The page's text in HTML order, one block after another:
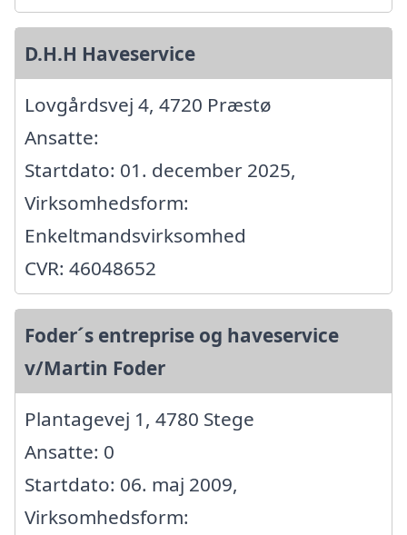
D.H.H Haveservice
Lovgårdsvej 4, 4720 Præstø
Ansatte:
Startdato: 01. december 2025,
Virksomhedsform:
Enkeltmandsvirksomhed
CVR: 46048652
Foder´s entreprise og haveservice
v/Martin Foder
Plantagevej 1, 4780 Stege
Ansatte: 0
Startdato: 06. maj 2009,
Virksomhedsform: